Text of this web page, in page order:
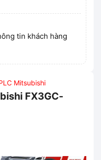
tin khách hàng
Mitsubishi
FX3GC-